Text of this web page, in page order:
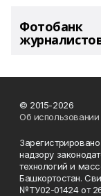
Фотобанк
© 2015-2026
Об
надзору
технологий и
Башкортостан.
№ТУ02-01424 от